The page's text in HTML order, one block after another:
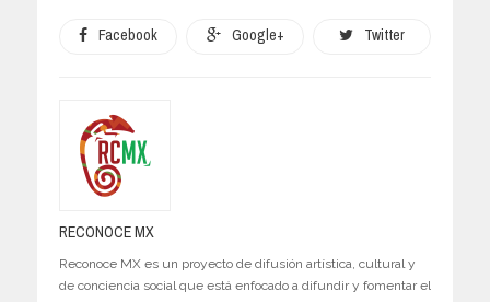
Facebook Google+ Twitter
RECONOCE MX
Reconoce MX es un proyecto de difusión artística, cultural y
de conciencia social que está enfocado a difundir y fomentar el